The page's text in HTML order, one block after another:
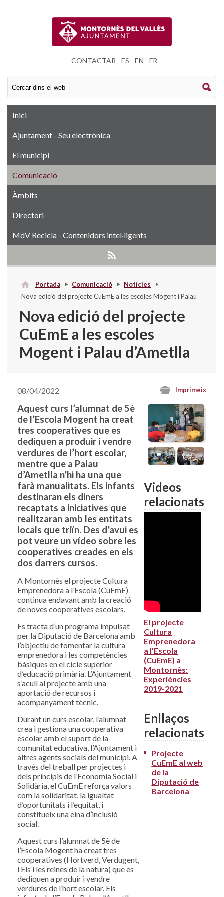
CONTACTAR ES EN FR
Inici
Ajuntament - Seu electrònica
El municipi
Comunicació
Àmbits
Directori
MdV Recicla - Contenidors intel·ligents
Portada Comunicació
Notícies
Nova edició del projecte CuEmE a les escoles Mogent i Palau
Nova edició del projecte
CuEmE a les escoles
Mogent i Palau d’Ametlla
Imprimeix
08/04/2022
Aquest curs l’alumnat de 5è
de l’Escola Mogent ha creat
tres cooperatives que es
dediquen a produir i vendre
verdures de l’hort escolar,
mentre que a Palau
d’Ametlla n’hi ha una que
farà manualitats. Els infants
destinaran els diners
recaptats a iniciatives que
realitzaran amb les entitats
locals que triïn. Des d’avui es
pot veure un vídeo sobre les
cooperatives creades en els
dos darrers cursos.
A Montornès el projecte Cultura
Emprenedora a l’Escola (CuEmE)
continua endavant amb la creació
de noves cooperatives escolars.
Es tracta d’un programa impulsat
per la Diputació de Barcelona amb
l’objectiu de fomentar la cultura
emprenedora i les competències
bàsiques en el cicle superior
d’educació primària. L’Ajuntament
s’acull al projecte amb una
aportació de recursos i
acompanyament tècnic.
Durant un curs escolar, l’alumnat
crea i gestiona una cooperativa
escolar amb el suport de la
comunitat educativa, l’Ajuntament i
altres agents socials del municipi. A
través del treball per projectes i
dels principis de l’Economia Social i
Solidària, el CuEmE reforça valors
com la solidaritat, la igualtat
d’oportunitats i l’equitat, i
constitueix una eina d’inclusió
social.
Aquest curs l’alumnat de 5è de
l’Escola Mogent ha creat tres
cooperatives (Hortverd, Verdugent,
i Els i les reines de la natura) que es
dediquen a produir i vendre
verdures de l’hort escolar. Els
Videos
relacionats
El projecte
Cultura
Emprenedora
a l'Escola
(CuEmE) a
Montornès:
Experiències
2019-2021
Enllaços
relacionats
Projecte
CuEmE al web
de la
Diputació de
Barcelona